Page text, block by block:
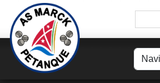
Panneau de gestion des cookies